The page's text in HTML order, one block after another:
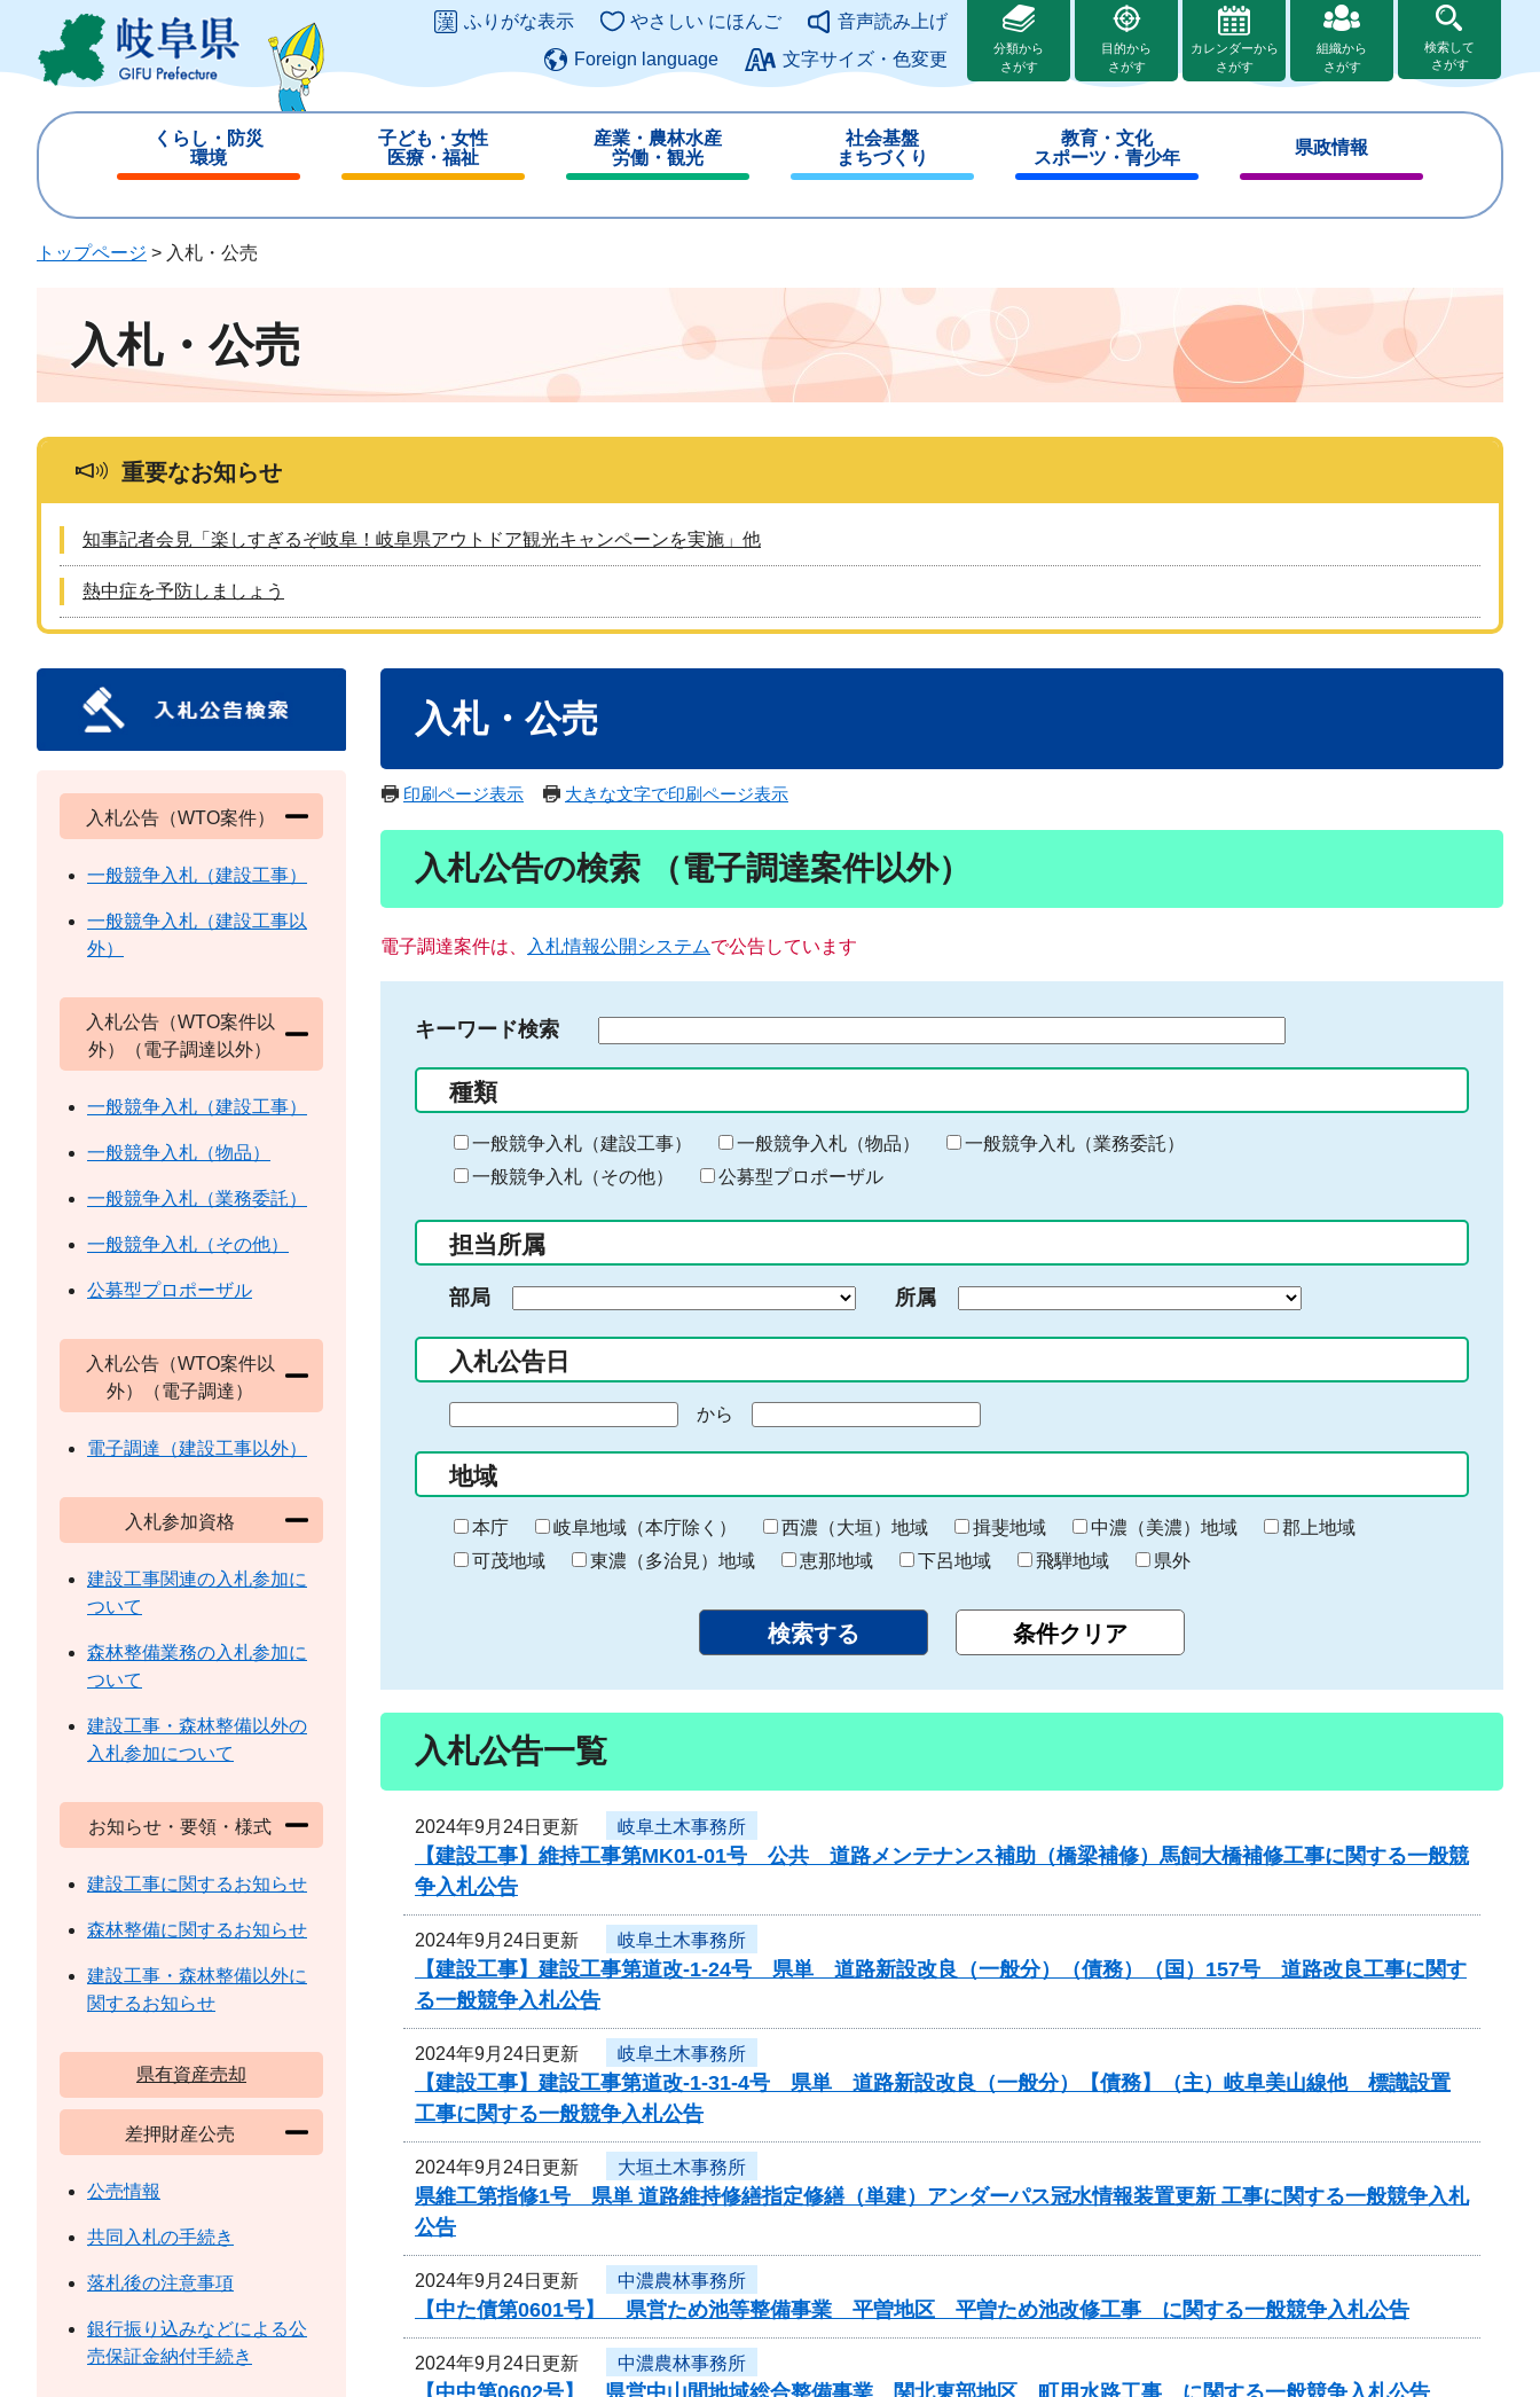
ジ
ュ
このページの本文へ
ふりがな表示 やさしい にほんご
音声読み上げ
Foreign language
文字サイズ・色変更
分類から
さがす
目的から
さがす
カレンダーから
さがす
組織から
さがす
検索して
さがす
くらし・防災
環境
じ
子ども・女性
医療・福祉
じ
産業・農林水産
労働・観光
じ
社会基盤
まちづくり
じ
教育・文化
スポーツ・青少年
じ
県政情報
じ
トップページ > 入札・公売
入札・公売
重要なお知らせ
知事記者会見「楽しすぎるぞ岐阜！岐阜県アウトドア観光キャンペーンを実施」他
熱中症を予防しましょう
入札・公売
印刷ページ表示 大きな文字で印刷ページ表示
入札公告の検索 （電子調達案件以外）
電子調達案件は、 入札情報公開システムで公告しています
キーワード検索
る
キ
ー
ー
入
力
種類
一般競争入札（建設工事） 一般競争入札（物品）
一般競争入札（業務委託）
一般競争入札（その他）
公募型プロポーザル
担当所属
部局 所属
入札公告日
の
始
ま
り
から
終
わ
り
地域
本庁 岐阜地域（本庁除く） 西濃（大垣）地域 揖斐地域 中濃（美濃）地域
郡上地域
可茂地域
東濃（多治見）地域 恵那地域 下呂地域 飛騨地域 県外
入札公告一覧
2024年9月24日更新 岐阜土木事務所
【建設工事】維持工事第MK01-01号 公共 道路メンテナンス補助（橋梁補修）馬飼大橋補修工事に関する一般競
争入札公告
2024年9月24日更新 岐阜土木事務所
【建設工事】建設工事第道改-1-24号 県単 道路新設改良（一般分）（債務）（国）157号 道路改良工事に関す
る一般競争入札公告
2024年9月24日更新 岐阜土木事務所
【建設工事】建設工事第道改-1-31-4号 県単 道路新設改良（一般分）【債務】（主）岐阜美山線他 標識設置
工事に関する一般競争入札公告
2024年9月24日更新 大垣土木事務所
県維工第指修1号 県単 道路維持修繕指定修繕（単建）アンダーパス冠水情報装置更新 工事に関する一般競争入札
公告
2024年9月24日更新 中濃農林事務所
【中た債第0601号】 県営ため池等整備事業 平曽地区 平曽ため池改修工事 に関する一般競争入札公告
2024年9月24日更新 中濃農林事務所
【中中第0602号】 県営中山間地域総合整備事業 関北東部地区 町用水路工事 に関する一般競争入札公告
入札公告（WTO案件）
一般競争入札（建設工事）
一般競争入札（建設工事以
外）
入札公告（WTO案件以
外）（電子調達以外）
一般競争入札（建設工事）
一般競争入札（物品）
一般競争入札（業務委託）
一般競争入札（その他）
公募型プロポーザル
入札公告（WTO案件以
外）（電子調達）
電子調達（建設工事以外）
入札参加資格
建設工事関連の入札参加に
ついて
森林整備業務の入札参加に
ついて
建設工事・森林整備以外の
入札参加について
お知らせ・要領・様式
建設工事に関するお知らせ
森林整備に関するお知らせ
建設工事・森林整備以外に
関するお知らせ
県有資産売却
差押財産公売
公売情報
共同入札の手続き
落札後の注意事項
銀行振り込みなどによる公
売保証金納付手続き